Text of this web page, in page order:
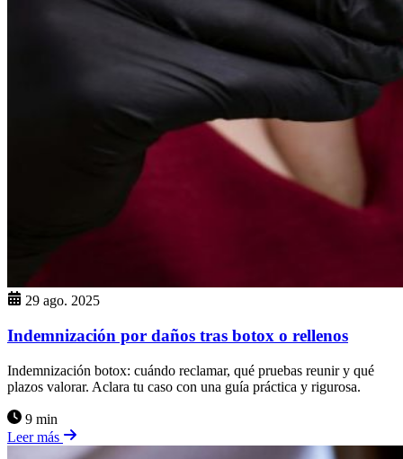
29 ago. 2025
Indemnización por daños tras botox o rellenos
Indemnización botox: cuándo reclamar, qué pruebas reunir y qué
plazos valorar. Aclara tu caso con una guía práctica y rigurosa.
9 min
Leer más